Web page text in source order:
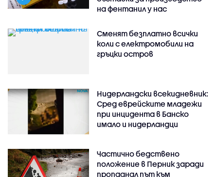
на фентанил у нас
Сменят безплатно всички
коли с електромобили на
гръцки остров
Нидерландски всекидневник:
Сред еврейските младежи
при инцидента в Банско
имало и нидерландци
Частично бедствено
положение в Перник заради
пропаднал път към